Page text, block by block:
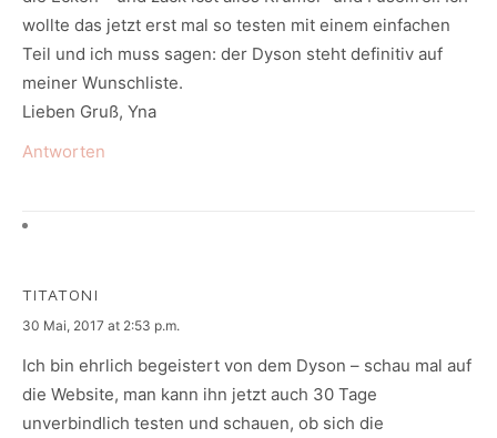
wollte das jetzt erst mal so testen mit einem einfachen
Teil und ich muss sagen: der Dyson steht definitiv auf
meiner Wunschliste.
Lieben Gruß, Yna
Antworten
TITATONI
says:
30 Mai, 2017 at 2:53 p.m.
Ich bin ehrlich begeistert von dem Dyson – schau mal auf
die Website, man kann ihn jetzt auch 30 Tage
unverbindlich testen und schauen, ob sich die